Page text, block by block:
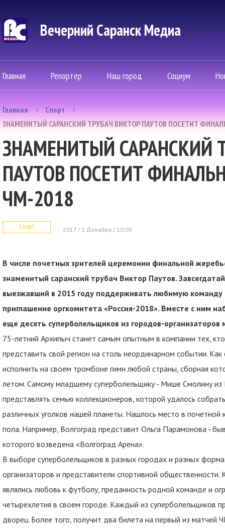
Вечерний Саранск Mедиа
Главная Репортер Наш город Социум
Главная
Спорт
ЗНАМЕНИТЫЙ САРАНСКИЙ ТРУБАЧ ВИКТОР ПАУТОВ ПОСЕТИТ
ЗНАМЕНИТЫЙ САРАНСКИЙ
ПАУТОВ ПОСЕТИТ
ЧМ-2018
Спорт 2017 / 1 Декабря / 10:03
В числе почетных зрителей церемонии финальной
знаменитый саранский трубач Виктор Паутов.
выезжавший в 2015 году поддерживать любимую команду
приглашение оргкомитета «Россия-2018». Вместе с ним
еще десять суперболельщиков из городов-
75-летний Архипыч станет самым опытным в компании тех,
представить свой регион на столь неординарном событии.
исполнить на своем тромбоне гимн любой страны, сборная
летом. Самому младшему суперболельщику - Мише Смолину
представлять семью коллекционеров, которой удалось
различных уголков нашей планеты. Нашлось место в почетной
пола. Например, Волгоград представит Ольга Парамонова -
которого возведена «Волгоград Арена».
В выборе суперболельщиков в разных городах и разных
организаторов и представители спортивной
являлись любовь к футболу, преданность родной команде и
четырехлетия в своем городе. Каждый из суперболельщиков
дворец. Более того, получит два билета на первый из